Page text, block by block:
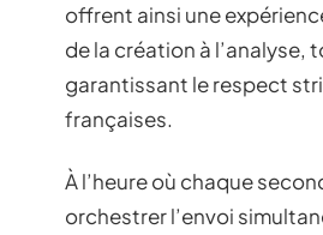
offrent ainsi une
de la création à l’analyse,
garantissant le respect
françaises.
À l’heure où chaque
orchestrer l’envoi